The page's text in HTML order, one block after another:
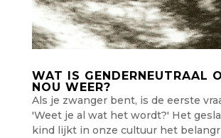
WAT IS GENDERNEUTRAAL
NOU WEER?
Als je zwanger bent, is de eerste
'Weet je al wat het wordt?' Het
kind lijkt in onze cultuur het